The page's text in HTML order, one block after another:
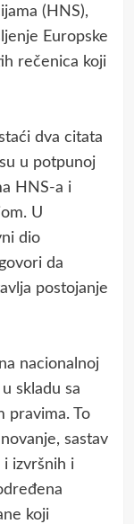
(HNS),
Europske
rečenica koji
dva citata
u potpunoj
HNS-a i
U
dio
da
postojanje
nacionalnoj
skladu sa
pravima. To
sastav
i izvršnih i
koji